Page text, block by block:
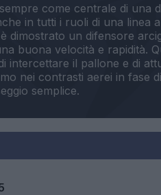
come centrale di una
in tutti i ruoli di una linea
dimostrato un difensore
buona velocità e rapidità.
intercettare il pallone e di
nei contrasti aerei in fase